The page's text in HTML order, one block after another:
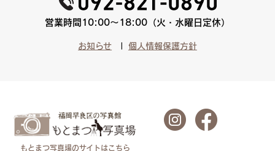
営業時間10:00〜18:00（火・水曜日定休）
お知らせ 個人情報保護方針
もとまつ写真場のサイトはこちら